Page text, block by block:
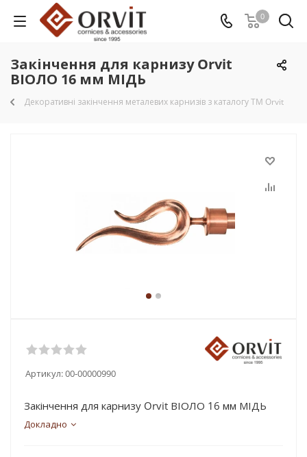
0
Закінчення для карнизу Orvit
ВІОЛО 16 мм МІДЬ
Декоративні закінчення металевих карнизів з каталогу TM Orvit
Артикул:00-00000990
Закінчення для карнизу Orvit ВІОЛО 16 мм МІДЬ
Докладно